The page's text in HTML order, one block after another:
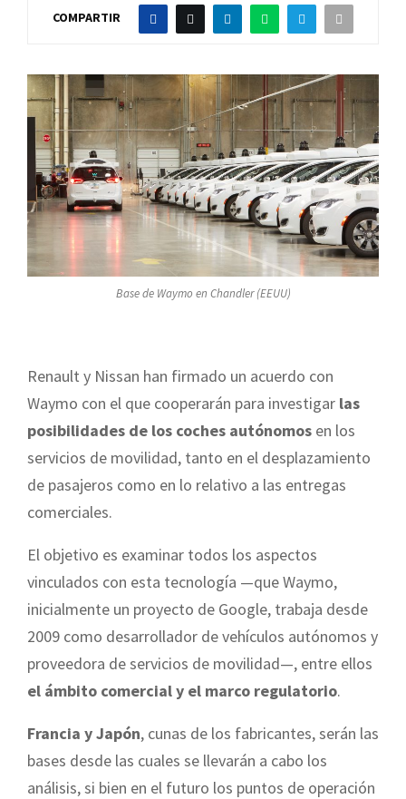
COMPARTIR
Base de Waymo en Chandler (EEUU)
Renault y Nissan han firmado un acuerdo con
Waymo con el que cooperarán para investigar las
posibilidades de los coches autónomos en los
servicios de movilidad, tanto en el desplazamiento
de pasajeros como en lo relativo a las entregas
comerciales.
El objetivo es examinar todos los aspectos
vinculados con esta tecnología —que Waymo,
inicialmente un proyecto de Google, trabaja desde
2009 como desarrollador de vehículos autónomos y
proveedora de servicios de movilidad—, entre ellos
el ámbito comercial y el marco regulatorio.
Francia y Japón, cunas de los fabricantes, serán las
bases desde las cuales se llevarán a cabo los
análisis, si bien en el futuro los puntos de operación